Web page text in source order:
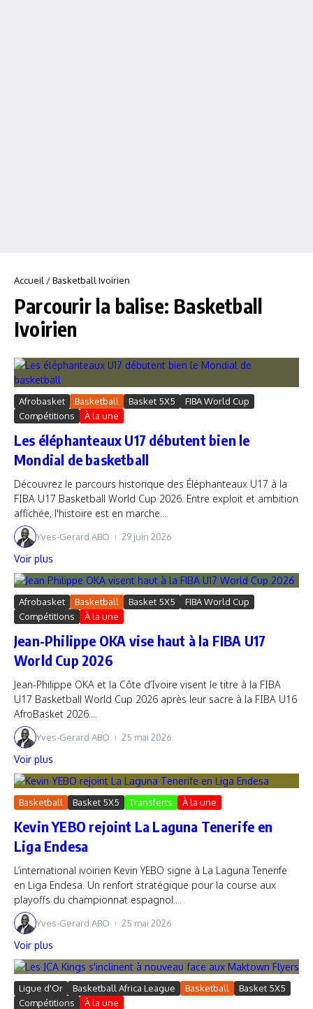
Accueil /Basketball Ivoirien
Parcourir la balise: Basketball
Ivoirien
Afrobasket Basketball Basket 5X5
FIBA World Cup
Compétitions
À la une
Les éléphanteaux U17 débutent bien le
Mondial de basketball
Découvrez le parcours historique des Éléphanteaux U17 à la
FIBA U17 Basketball World Cup 2026. Entre exploit et ambition
affichée, l'histoire est en marche....
Yves-Gerard ABO 29 juin 2026
Voir plus
Afrobasket Basketball Basket 5X5
FIBA World Cup
Compétitions
À la une
Jean-Philippe OKA vise haut à la FIBA U17
World Cup 2026
Jean-Philippe OKA et la Côte d’Ivoire visent le titre à la FIBA
U17 Basketball World Cup 2026 après leur sacre à la FIBA U16
AfroBasket 2026....
Yves-Gerard ABO 25 mai 2026
Voir plus
Basketball Basket 5X5 Transferts À la une
Kevin YEBO rejoint La Laguna Tenerife en
Liga Endesa
L’international ivoirien Kevin YEBO signe à La Laguna Tenerife
en Liga Endesa. Un renfort stratégique pour la course aux
playoffs du championnat espagnol....
Yves-Gerard ABO 25 mai 2026
Voir plus
Ligue d'Or Basketball Africa League Basketball
Basket 5X5
Compétitions
À la une